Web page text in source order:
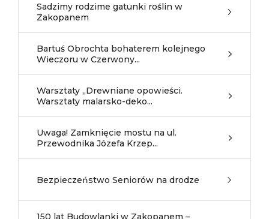
Sadzimy rodzime gatunki roślin w
Zakopanem
Bartuś Obrochta bohaterem kolejnego
Wieczoru w Czerwony...
Warsztaty „Drewniane opowieści.
Warsztaty malarsko-deko...
Uwaga! Zamknięcie mostu na ul.
Przewodnika Józefa Krzep...
Bezpieczeństwo Seniorów na drodze
150 lat Budowlanki w Zakopanem –